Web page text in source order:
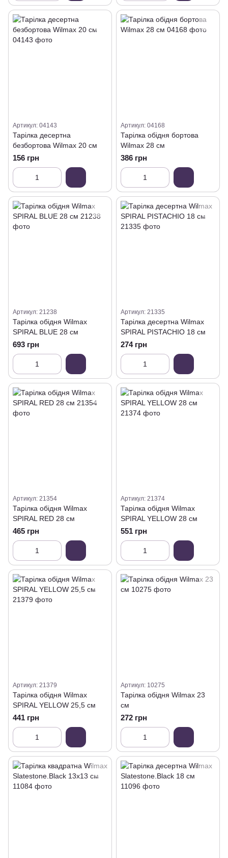
Артикул: 04143
Тарілка десертна
безбортова Wilmax 20 см
156 грн
Артикул: 04168
Тарілка обідня бортова
Wilmax 28 см
386 грн
Артикул: 21238
Тарілка обідня Wilmax
SPIRAL BLUE 28 см
693 грн
Артикул: 21335
Тарілка десертна Wilmax
SPIRAL PISTACHIO 18 см
274 грн
Артикул: 21354
Тарілка обідня Wilmax
SPIRAL RED 28 см
465 грн
Артикул: 21374
Тарілка обідня Wilmax
SPIRAL YELLOW 28 см
551 грн
Артикул: 21379
Тарілка обідня Wilmax
SPIRAL YELLOW 25,5 см
441 грн
Артикул: 10275
Тарілка обідня Wilmax 23
см
272 грн